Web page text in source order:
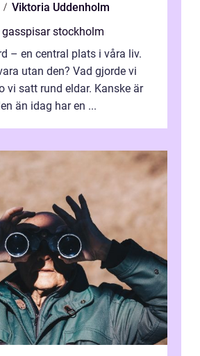
Viktoria Uddenholm
stockholm
– en central plats i våra liv.
utan den? Vad gjorde vi
vi satt rund eldar. Kanske är
än idag har en ...